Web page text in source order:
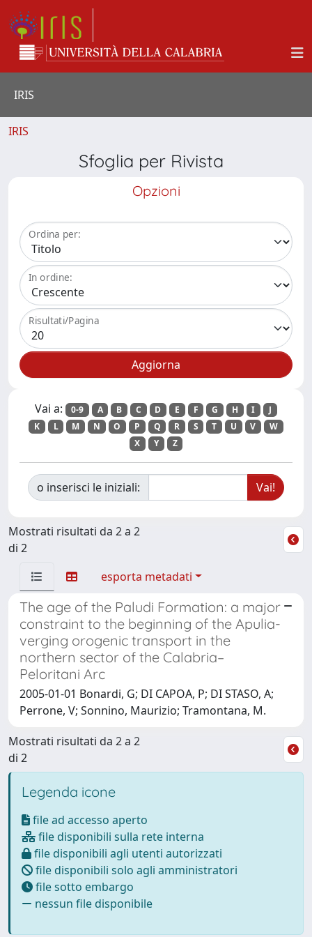
IRIS
IRIS
Sfoglia per Rivista
Opzioni
Ordina per:
In ordine:
Risultati/Pagina
Vai a: 0-9 A B C D E F G H I
J
K
L M N O P Q R S T U V
W
X
Y Z
o inserisci le iniziali:
Mostrati risultati da 2 a 2
di 2
esporta metadati
The age of the Paludi Formation: a major
constraint to the beginning of the Apulia-
verging orogenic transport in the
northern sector of the Calabria–
Peloritani Arc
2005-01-01 Bonardi, G; DI CAPOA, P; DI STASO, A;
Perrone, V; Sonnino, Maurizio; Tramontana, M.
Mostrati risultati da 2 a 2
di 2
Legenda icone
file ad accesso aperto
file disponibili sulla rete interna
file disponibili agli utenti autorizzati
file disponibili solo agli amministratori
file sotto embargo
nessun file disponibile